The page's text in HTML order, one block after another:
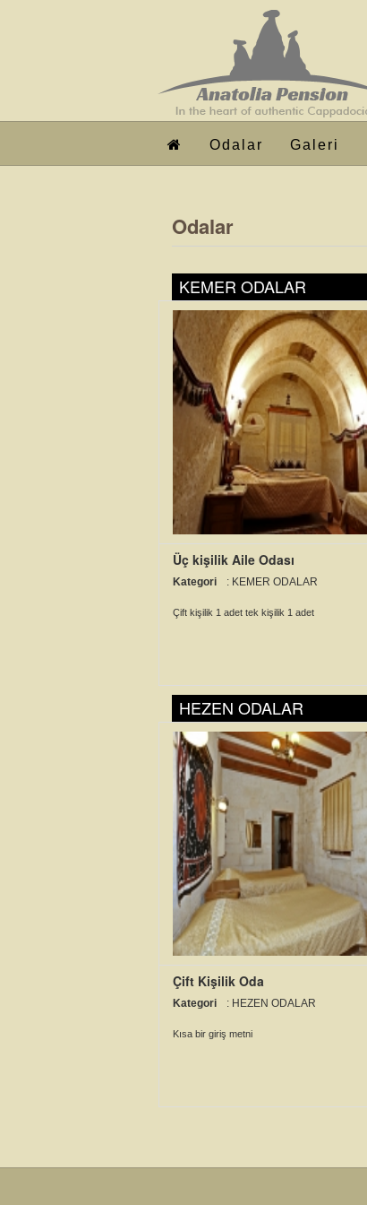
Odalar Galeri
Odalar
KEMER ODALAR
Üç kişilik Aile Odası
Kategori : KEMER ODALAR
Çift kişilik 1 adet tek kişilik 1 adet
HEZEN ODALAR
Çift Kişilik Oda
Kategori : HEZEN ODALAR
Kısa bir giriş metni